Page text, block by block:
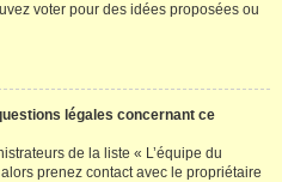
voter pour des idées proposées ou
légales concernant ce
de la liste « L’équipe du
prenez contact avec le propriétaire